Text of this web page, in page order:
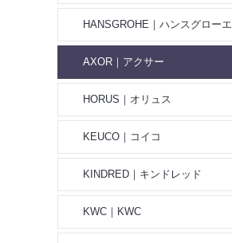
HANSGROHE｜ハンスグローエ
AXOR｜アクサー
HORUS｜オリュス
KEUCO｜コイコ
KINDRED｜キンドレッド
KWC｜KWC